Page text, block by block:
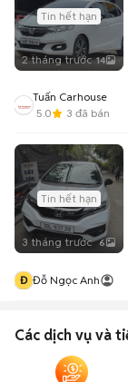
Tin hết hạn
2 tháng trước 14
Tuấn Carhouse
5.0
3 đã bán
Tin hết hạn
3 tháng trước 6
Đ Đỗ Ngọc Anh
Các dịch vụ và